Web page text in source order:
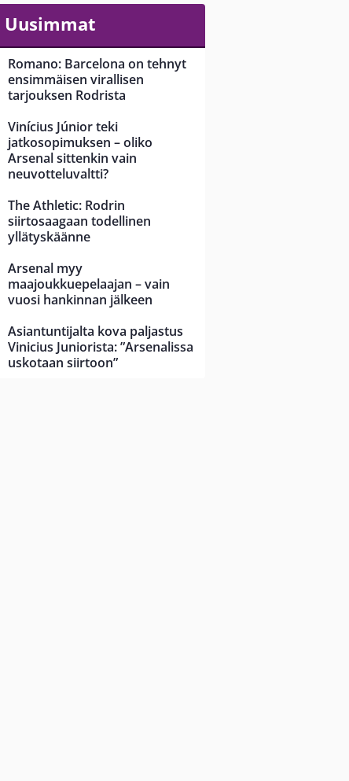
Uusimmat
Romano: Barcelona on tehnyt
ensimmäisen virallisen
tarjouksen Rodrista
Vinícius Júnior teki
jatkosopimuksen – oliko
Arsenal sittenkin vain
neuvotteluvaltti?
The Athletic: Rodrin
siirtosaagaan todellinen
yllätyskäänne
Arsenal myy
maajoukkuepelaajan – vain
vuosi hankinnan jälkeen
Asiantuntijalta kova paljastus
Vinicius Juniorista: ”Arsenalissa
uskotaan siirtoon”